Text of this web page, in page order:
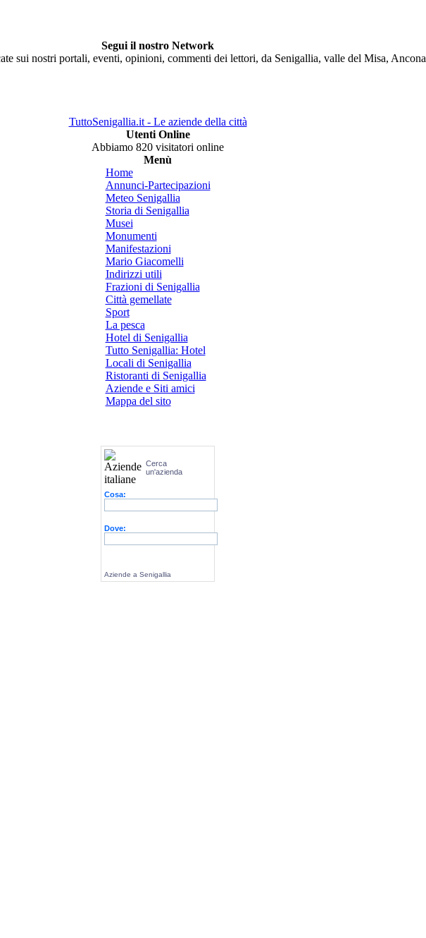
Segui il nostro Network
sui nostri portali, eventi, opinioni, commenti dei lettori, da Senigallia, valle del Misa, Ancona
TuttoSenigallia.it - Le aziende della città
Utenti Online
Abbiamo 820 visitatori online
Menù
Home
Annunci-Partecipazioni
Meteo Senigallia
Storia di Senigallia
Musei
Monumenti
Manifestazioni
Mario Giacomelli
Indirizzi utili
Frazioni di Senigallia
Città gemellate
Sport
La pesca
Hotel di Senigallia
Tutto Senigallia: Hotel
Locali di Senigallia
Ristoranti di Senigallia
Aziende e Siti amici
Mappa del sito
Cerca
un'azienda
Cosa:
Dove:
Aziende a Senigallia